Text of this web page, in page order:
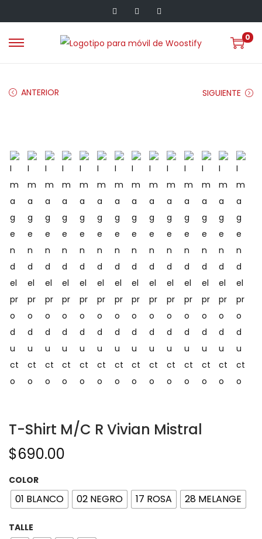
0
ANTERIOR SIGUIENTE
T-Shirt M/C R Vivian Mistral
$690.00
COLOR
01 BLANCO 02 NEGRO 17 ROSA 28 MELANGE
TALLE